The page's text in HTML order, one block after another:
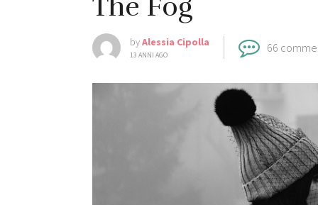
byAlessia Cipolla
13 ANNI AGO
66